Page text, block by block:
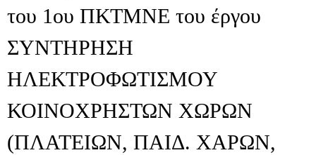
του 1ου ΠΚΤΜΝΕ του έργου
ΣΥΝΤΗΡΗΣΗ
ΗΛΕΚΤΡΟΦΩΤΙΣΜΟΥ
ΚΟΙΝΟΧΡΗΣΤΩΝ ΧΩΡΩΝ
(ΠΛΑΤΕΙΩΝ, ΠΑΙΔ. ΧΑΡΩΝ,